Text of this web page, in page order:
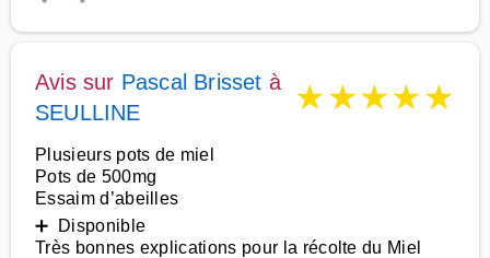
Avis sur Pascal Brisset à
SEULLINE
★★★★★
Plusieurs pots de miel
Pots de 500mg
Essaim d’abeilles
➕ Disponible
Très bonnes explications pour la récolte du Miel